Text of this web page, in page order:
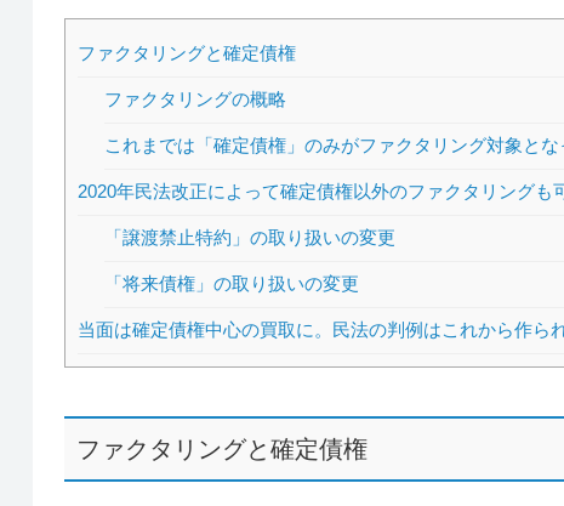
ファクタリングと確定債権
ファクタリングの概略
これまでは「確定債権」のみがファクタリング対象とな
2020年民法改正によって確定債権以外のファクタリングも
「譲渡禁止特約」の取り扱いの変更
「将来債権」の取り扱いの変更
当面は確定債権中心の買取に。民法の判例はこれから作ら
ファクタリングと確定債権